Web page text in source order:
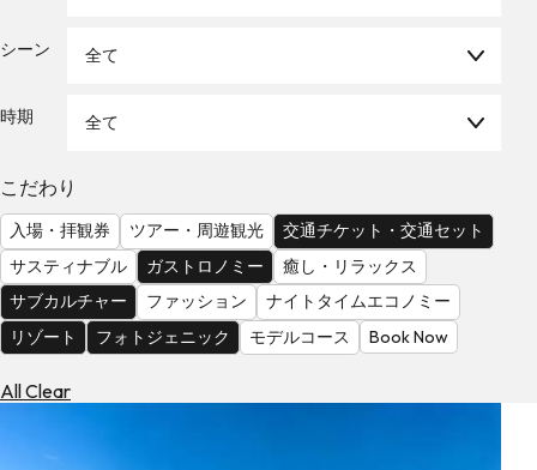
る
シーン 全て
時期 全て
こだわり
入場・拝観券 ツアー・周遊観光
交通チケット・交通セット
サスティナブル
ガストロノミー
癒し・リラックス
サブカルチャー
ファッション
ナイトタイムエコノミー
リゾート
フォトジェニック モデルコース Book Now
All Clear